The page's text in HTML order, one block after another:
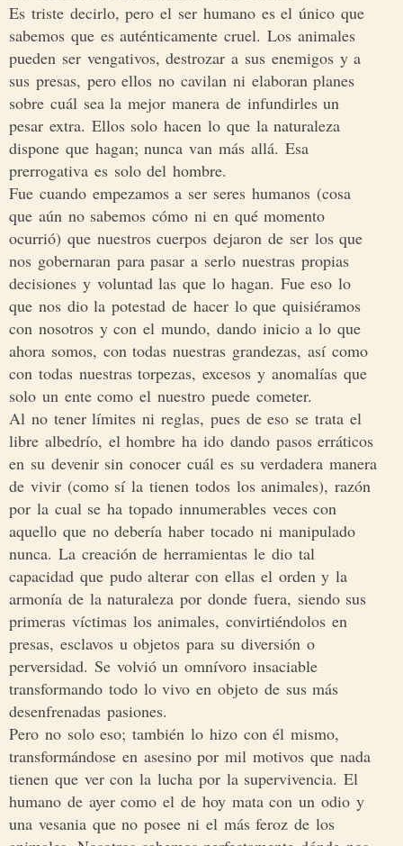
Es triste decirlo, pero el ser humano es el único que
sabemos que es auténticamente cruel. Los animales
pueden ser vengativos, destrozar a sus enemigos y a
sus presas, pero ellos no cavilan ni elaboran planes
sobre cuál sea la mejor manera de infundirles un
pesar extra. Ellos solo hacen lo que la naturaleza
dispone que hagan; nunca van más allá. Esa
prerrogativa es solo del hombre.
Fue cuando empezamos a ser seres humanos (cosa
que aún no sabemos cómo ni en qué momento
ocurrió) que nuestros cuerpos dejaron de ser los que
nos gobernaran para pasar a serlo nuestras propias
decisiones y voluntad las que lo hagan. Fue eso lo
que nos dio la potestad de hacer lo que quisiéramos
con nosotros y con el mundo, dando inicio a lo que
ahora somos, con todas nuestras grandezas, así como
con todas nuestras torpezas, excesos y anomalías que
solo un ente como el nuestro puede cometer.
Al no tener límites ni reglas, pues de eso se trata el
libre albedrío, el hombre ha ido dando pasos erráticos
en su devenir sin conocer cuál es su verdadera manera
de vivir (como sí la tienen todos los animales), razón
por la cual se ha topado innumerables veces con
aquello que no debería haber tocado ni manipulado
nunca. La creación de herramientas le dio tal
capacidad que pudo alterar con ellas el orden y la
armonía de la naturaleza por donde fuera, siendo sus
primeras víctimas los animales, convirtiéndolos en
presas, esclavos u objetos para su diversión o
perversidad. Se volvió un omnívoro insaciable
transformando todo lo vivo en objeto de sus más
desenfrenadas pasiones.
Pero no solo eso; también lo hizo con él mismo,
transformándose en asesino por mil motivos que nada
tienen que ver con la lucha por la supervivencia. El
humano de ayer como el de hoy mata con un odio y
una vesania que no posee ni el más feroz de los